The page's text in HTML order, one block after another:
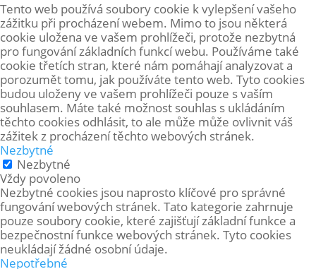
Tento web používá soubory cookie k vylepšení vašeho
zážitku při procházení webem. Mimo to jsou některá
cookie uložena ve vašem prohlížeči, protože nezbytná
pro fungování základních funkcí webu. Používáme také
cookie třetích stran, které nám pomáhají analyzovat a
porozumět tomu, jak používáte tento web. Tyto cookies
budou uloženy ve vašem prohlížeči pouze s vaším
souhlasem. Máte také možnost souhlas s ukládáním
těchto cookies odhlásit, to ale může může ovlivnit váš
zážitek z procházení těchto webových stránek.
Nezbytné
Nezbytné
Vždy povoleno
Nezbytné cookies jsou naprosto klíčové pro správné
fungování webových stránek. Tato kategorie zahrnuje
pouze soubory cookie, které zajišťují základní funkce a
bezpečnostní funkce webových stránek. Tyto cookies
neukládají žádné osobní údaje.
Nepotřebné